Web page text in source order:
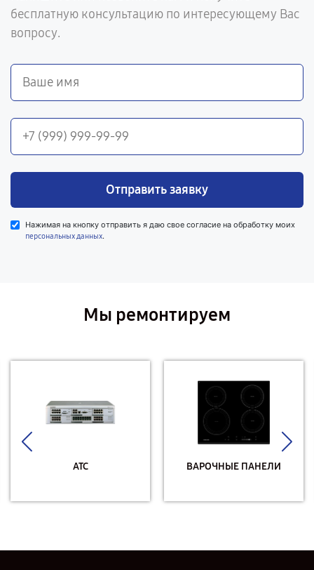
бесплатную консультацию по интересующему Вас
вопросу.
Отправить заявку
Нажимая на кнопку отправить я даю свое согласие на обработку моих
персональных данных.
Мы ремонтируем
АТС ВАРОЧНЫЕ ПАНЕЛИ